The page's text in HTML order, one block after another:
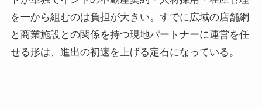
を一から組むのは負担が大きい。すでに広域の店舗網
と商業施設との関係を持つ現地パートナーに運営を任
せる形は、進出の初速を上げる定石になっている。